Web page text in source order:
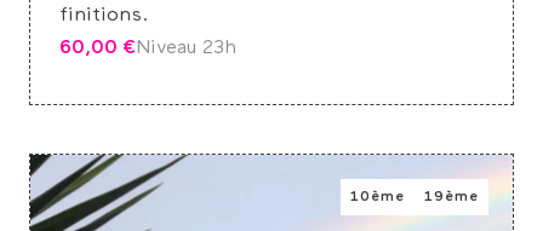
finitions.
60,00 €Niveau 23h
10ème 19ème